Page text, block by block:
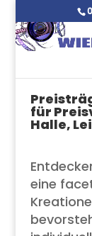
für
Halle,
eine